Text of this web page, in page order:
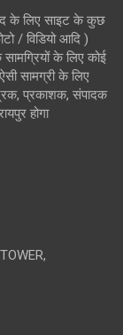
के लिए साइट के कुछ
/ विडियो आदि )
के लिए कोई
सामग्री के लिए
प्रकाशक, संपादक
होगा